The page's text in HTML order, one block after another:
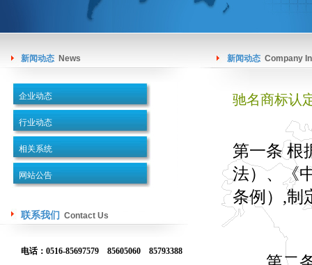
新闻动态 News
企业动态
行业动态
相关系统
网站公告
联系我们 Contact Us
电话：0516-85697579 85605060 85793388
新闻动态 Company
驰名商标认
第一条 根
法）、《
条例）,制